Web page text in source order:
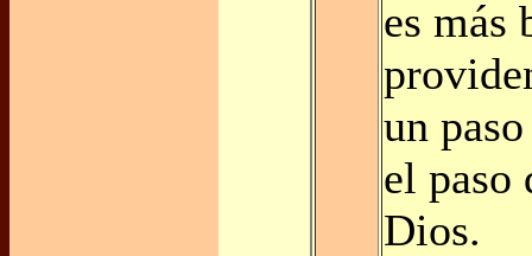
es más
un
el paso
Dios.